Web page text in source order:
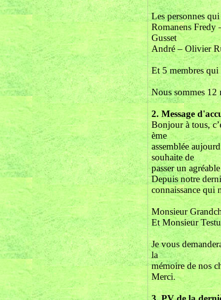
Les personnes
Romanens
Gusset
André – Olivier
Et 5 membres qui
Nous sommes 12
2. Message
Bonjour à tous,
ème
assemblée
souhaite de
passer un
Depuis notre
connaissance qui
Monsieur
Et Monsieur
Je vous
la
mémoire de nos
Merci.